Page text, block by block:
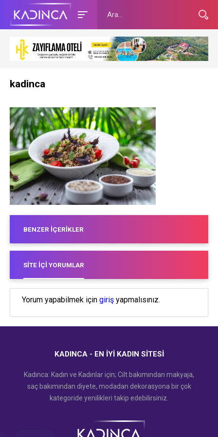
kadinca
BENZER İÇERIKLER
SITE İÇI YORUMLAR
Yorum yapabilmek için giriş yapmalısınız.
KADINCA - EN İYI KADIN SITESI
Kadınca: Kadın ve Kadınlar için; Cilt bakımından makyaja,
saç bakımından diyete, modadan dekorasyona bir çok
kategoride yenilikleri takip edebilirsiniz.